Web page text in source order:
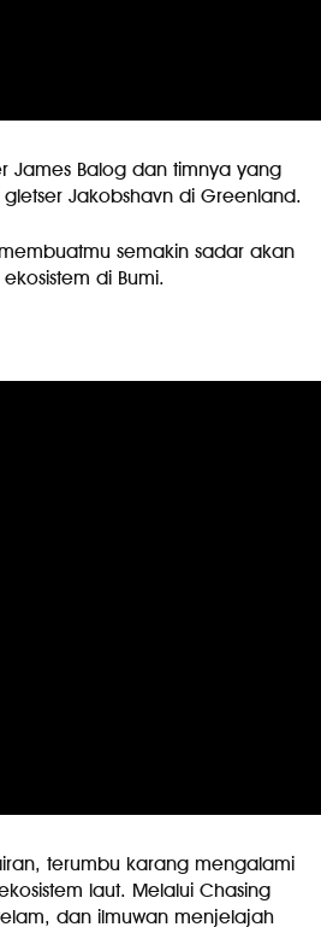
James Balog dan timnya yang
Jakobshavn di Greenland.
semakin sadar akan
di Bumi.
terumbu karang mengalami
laut. Melalui Chasing
dan ilmuwan menjelajah